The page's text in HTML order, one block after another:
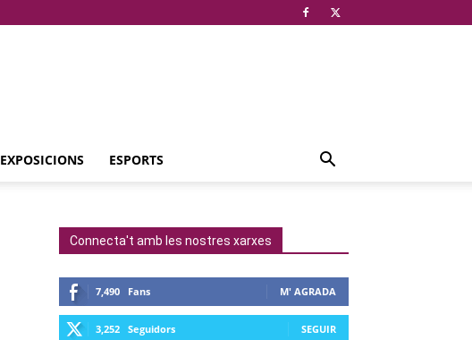
EXPOSICIONS ESPORTS
Connecta't amb les nostres xarxes
7,490 Fans M' AGRADA
3,252 Seguidors SEGUIR